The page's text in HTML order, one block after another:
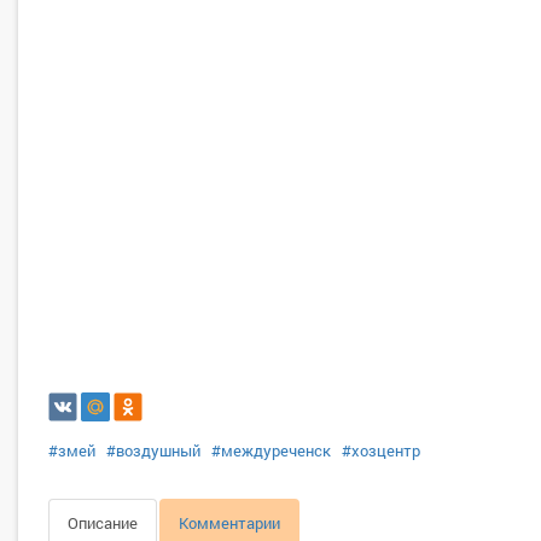
#змей #воздушный #междуреченск #хозцентр
Описание Комментарии